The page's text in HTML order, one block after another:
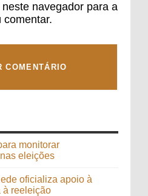
navegador para a
comentar.
monitorar
eleições
oficializa apoio à
à reeleição